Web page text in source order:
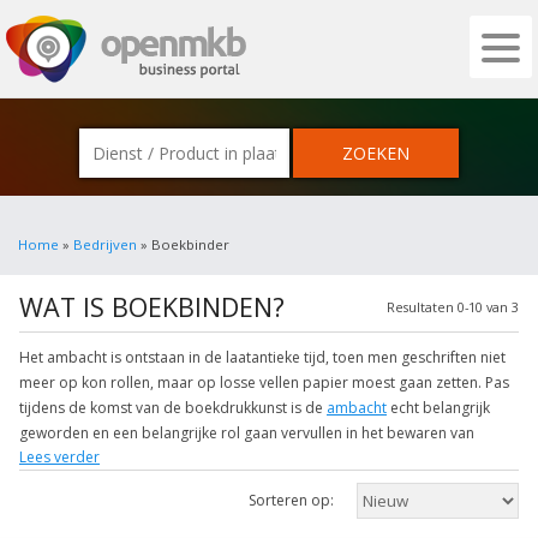
OPENMKB - DE ZAKELIJKE PORTAL
Home » Bedrijven » Boekbinder
Resultaten 0-10 van 3
WAT IS BOEKBINDEN?
Het ambacht is ontstaan in de laatantieke tijd, toen men geschriften niet
meer op kon rollen, maar op losse vellen papier moest gaan zetten. Pas
tijdens de komst van de boekdrukkunst is de ambacht echt belangrijk
geworden en een belangrijke rol gaan vervullen in het bewaren van
intellectuele eigendommen. De elite ging prat op een eigen
waarvan de waardevolste boeken door de boekbinder werden
gebonden in leder, met goud op de snee en gouden letters op de rug.
Lees verder
Sorteren op: